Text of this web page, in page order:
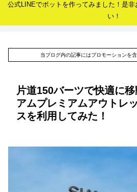
公式LINEでボットを作ってみました！是
い！
当ブログ内の記事にはプロモーションを
片道150バーツで快適に
アムプレミアムアウトレ
スを利用してみた！